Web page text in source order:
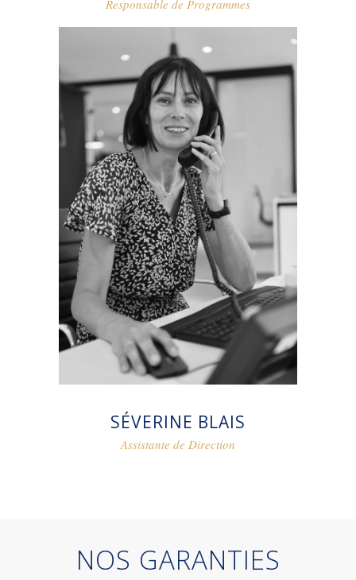
Responsable de Programmes
SÉVERINE BLAIS
Assistante de Direction
NOS GARANTIES